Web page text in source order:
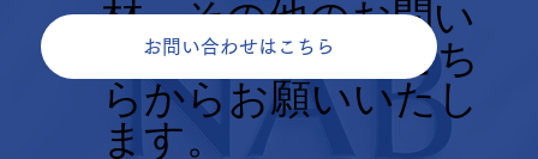
材、その他のお問い
合せについてもこち
らからお願いいたし
ます。
お問い合わせはこちら